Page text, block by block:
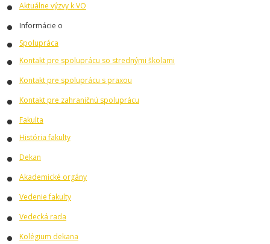
Aktuálne výzvy k VO
Informácie o
Spolupráca
Kontakt pre spoluprácu so strednými školami
Kontakt pre spoluprácu s praxou
Kontakt pre zahraničnú spoluprácu
Fakulta
História fakulty
Dekan
Akademické orgány
Vedenie fakulty
Vedecká rada
Kolégium dekana